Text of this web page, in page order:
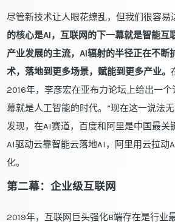
尽管新技术让人眼花缭乱，但我们很容易
的核心是AI，互联网的下一幕就是智能互
产业发展的主流，AI辐射的半径正在不断
术，落地到更多场景，赋能到更多产业。
2016年，李彦宏在亚布力论坛上给出一
幕就是人工智能的时代。”现在这一说法
发现，在AI赛道，百度和阿里是中国最关
AI驱动云靠智能云落地AI，阿里用云拉动
化。
第二幕：企业级互联网
2019年，互联网巨头强化B端存在是行业